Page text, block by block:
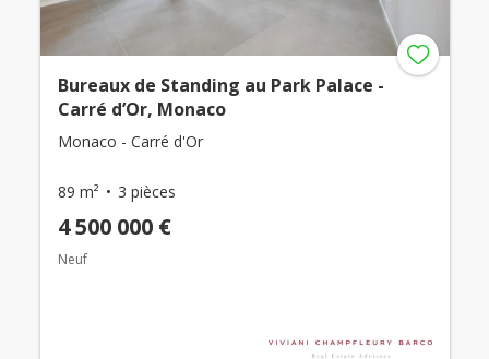
Bureaux de Standing au Park Palace -
Carré d’Or, Monaco
Monaco - Carré d'Or
89 m² 3 pièces
4 500 000 €
Neuf